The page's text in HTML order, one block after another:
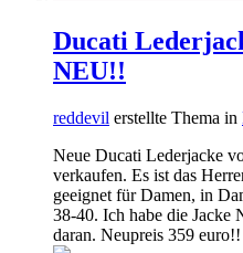
Ducati
NEU!!
reddevil erstellte Thema in
Neue Ducati Lederjacke
verkaufen. Es ist das
geeignet für Damen, in
38-40. Ich habe die Jacke
daran. Neupreis 359